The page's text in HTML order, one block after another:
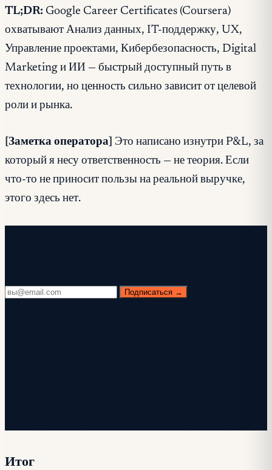
TL;DR: Google Career Certificates (Coursera)
охватывают Анализ данных, IT-поддержку, UX,
Управление проектами, Кибербезопасность, Digital
Marketing и ИИ — быстрый доступный путь в
технологии, но ценность сильно зависит от целевой
роли и рынка.
[Заметка оператора] Это написано изнутри P&L, за
который я несу ответственность — не теория. Если
что-то не приносит пользы на реальной выручке,
этого здесь нет.
Подписаться →
Итог